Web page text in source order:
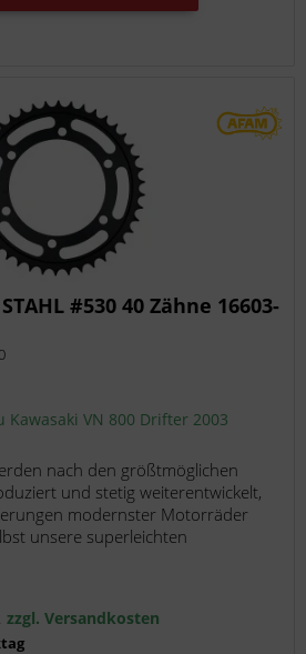
#530 40 Zähne 16603-
Kawasaki VN 800 Drifter 2003
nach den größtmöglichen
und stetig weiterentwickelt,
modernster Motorräder
unsere superleichten
zzgl. Versandkosten